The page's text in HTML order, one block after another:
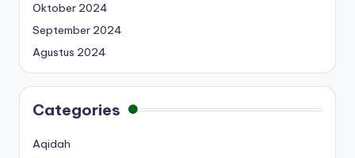
Oktober 2024
September 2024
Agustus 2024
Categories
Aqidah